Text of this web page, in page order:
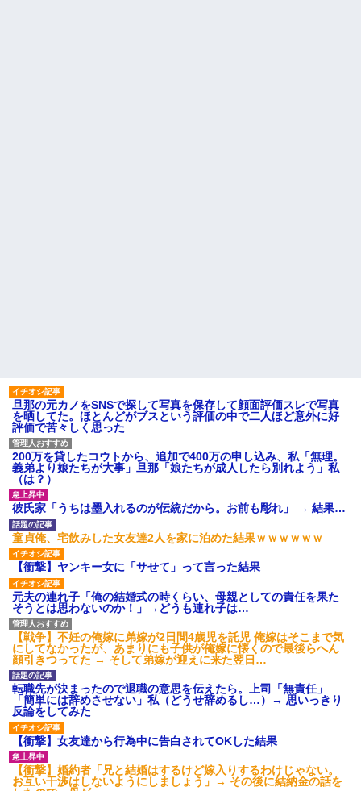
私「初めて飲む味だけどなん
のお茶？」彼「ちっ！」私「」
【GIF】JSのカンチョーワロ
タ
後続車にクラクションを鳴ら
され彼氏が逆切れ。「何クラク
ション鳴らしてんだ！降りてこ
いよ！」と怒鳴りだし...
【衝撃】報酬100万円超の治験
募集がこちらｗｗｗｗｗ(※画像
あり)
【ネット騒然】惨殺されたタ
ワマン頂き女子のこの動画、す
げえええええｗｗｗｗｗｗｗｗ
ｗｗｗ
【愕然】白のクラウン俺氏、
高速道路左車線を制限速度で走
った結果wwwwwwwwwwww
百年の恋12-899 食べた量を
張り合ってくる
【悲報】佐藤輝明・・・２軍
でも盛大にやらかす←あまり悲
しませないでくれ
旦那の元カノをSNSで探して写真を保存して顔面評価スレで写真
を晒してた。ほとんどがブスという評価の中で二人ほど意外に好
評価で苦々しく思った
200万を貸したコウトから、追加で400万の申し込み、私「無理。
義弟より娘たちが大事」旦那「娘たちが成人したら別れよう」私
（は？）
彼氏家「うちは墨入れるのが伝統だから。お前も彫れ」 → 結果…
童貞俺、宅飲みした女友達2人を家に泊めた結果ｗｗｗｗｗｗ
【衝撃】ヤンキー女に「サせて」って言った結果
元夫の連れ子「俺の結婚式の時くらい、母親としての責任を果た
そうとは思わないのか！」→どうも連れ子は…
【戦争】不妊の俺嫁に弟嫁が2日間4歳児を託児 俺嫁はそこまで気
にしてなかったが、あまりにも子供が俺嫁に懐くので最後らへん
顔引きつってた → そして弟嫁が迎えに来た翌日…
転職先が決まったので退職の意思を伝えたら。上司「無責任」
「簡単には辞めさせない」私（どうせ辞めるし…）→ 思いっきり
反論をしてみた
【衝撃】女友達から行為中に告白されてOKした結果
【衝撃】婚約者「兄と結婚はするけど嫁入りするわけじゃない。
お互い干渉はしないようにしましょう」→ その後に結納金の話を